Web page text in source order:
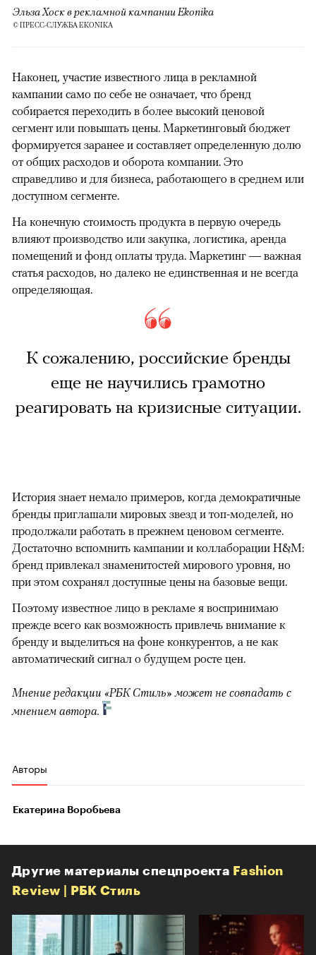
Эльза Хоск в рекламной кампании Ekonika
© ПРЕСС-СЛУЖБА EKONIKA
Наконец, участие известного лица в рекламной
кампании само по себе не означает, что бренд
собирается переходить в более высокий ценовой
сегмент или повышать цены. Маркетинговый бюджет
формируется заранее и составляет определенную долю
от общих расходов и оборота компании. Это
справедливо и для бизнеса, работающего в среднем или
доступном сегменте.
На конечную стоимость продукта в первую очередь
влияют производство или закупка, логистика, аренда
помещений и фонд оплаты труда. Маркетинг — важная
статья расходов, но далеко не единственная и не всегда
определяющая.
К сожалению, российские бренды
еще не научились грамотно
реагировать на кризисные ситуации.
История знает немало примеров, когда демократичные
бренды приглашали мировых звезд и топ-моделей, но
продолжали работать в прежнем ценовом сегменте.
Достаточно вспомнить кампании и коллаборации H&M:
бренд привлекал знаменитостей мирового уровня, но
при этом сохранял доступные цены на базовые вещи.
Поэтому известное лицо в рекламе я воспринимаю
прежде всего как возможность привлечь внимание к
бренду и выделиться на фоне конкурентов, а не как
автоматический сигнал о будущем росте цен.
Мнение редакции «РБК Стиль» может не совпадать с
мнением автора.
Авторы
Екатерина Воробьева
Другие материалы спецпроекта Fashion
Review | РБК Стиль